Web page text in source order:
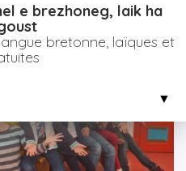
e brezhoneg, laik ha
bretonne, laïques et
▼
▼